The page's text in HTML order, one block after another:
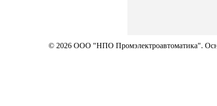
© 2026 ООО "НПО Промэлектроавтоматика".